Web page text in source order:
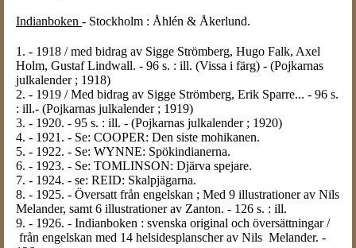
Indianboken - Stockholm : Åhlén & Åkerlund.
1. - 1918 / med bidrag av Sigge Strömberg, Hugo Falk, Axel
Holm, Gustaf Lindwall. - 96 s. : ill. (Vissa i färg) - (Pojkarnas
julkalender ; 1918)
2. - 1919 / Med bidrag av Sigge Strömberg, Erik Sparre... - 96 s.
: ill.- (Pojkarnas julkalender ; 1919)
3. - 1920. - 95 s. : ill. - (Pojkarnas julkalender ; 1920)
4. - 1921. - Se: COOPER: Den siste mohikanen.
5. - 1922. - Se: WYNNE: Spökindianerna.
6. - 1923. - Se: TOMLINSON: Djärva spejare.
7. - 1924. - se: REID: Skalpjägarna.
8. - 1925. - Översatt från engelskan ; Med 9 illustrationer av Nils
Melander, samt 6 illustrationer av Zanton. - 126 s. : ill.
9. - 1926. - Indianboken : svenska original och översättningar /
från engelskan med 14 helsidesplanscher av Nils Melander. -